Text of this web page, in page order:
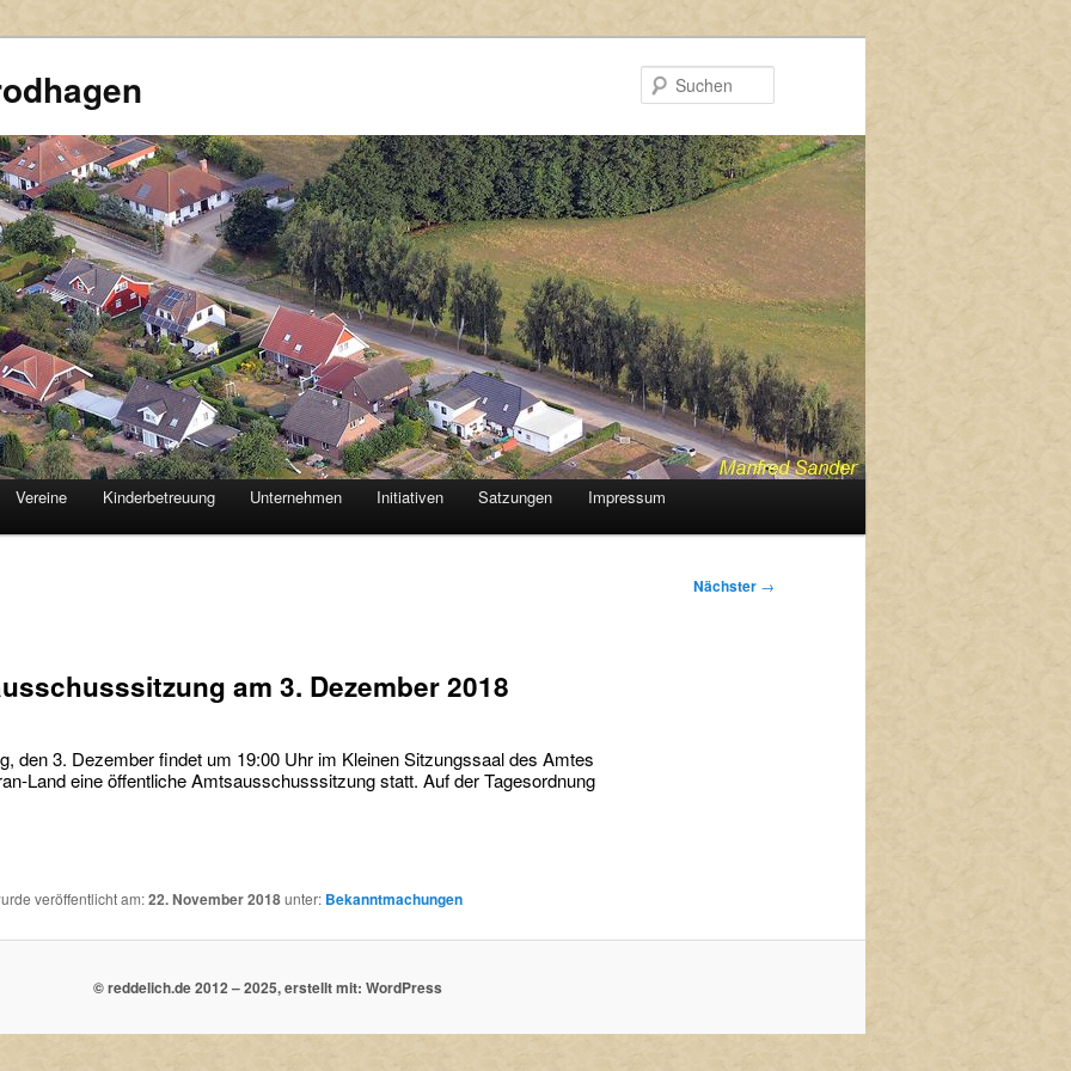
Vereine Kinderbetreuung Unternehmen Initiativen Satzungen Impressum
Nächster →
am 3. Dezember 2018
den 3. Dezember findet um 19:00 Uhr im Kleinen Sitzungssaal des Amtes
Land eine öffentliche Amtsausschusssitzung statt. Auf der Tagesordnung
veröffentlicht am:22. November 2018unter: Bekanntmachungen
© reddelich.de 2012 – 2025, erstellt mit: WordPress